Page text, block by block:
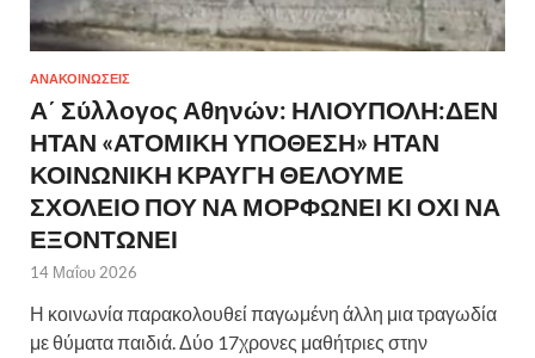
ΑΝΑΚΟΙΝΩΣΕΙΣ
Α΄ Σύλλογος Αθηνών: ΗΛΙΟΥΠΟΛΗ:ΔΕΝ
ΗΤΑΝ «ΑΤΟΜΙΚΗ ΥΠΟΘΕΣΗ» ΗΤΑΝ
ΚΟΙΝΩΝΙΚΗ ΚΡΑΥΓΗ ΘΕΛΟΥΜΕ
ΣΧΟΛΕΙΟ ΠΟΥ ΝΑ ΜΟΡΦΩΝΕΙ ΚΙ ΟΧΙ ΝΑ
ΕΞΟΝΤΩΝΕΙ
14 Μαΐου 2026
Η κοινωνία παρακολουθεί παγωμένη άλλη μια τραγωδία
με θύματα παιδιά. Δύο 17χρονες μαθήτριες στην